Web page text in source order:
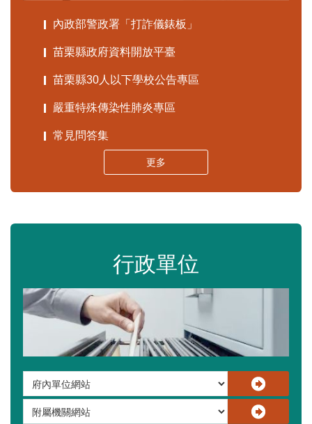
內政部警政署「打詐儀錶板」
苗栗縣政府資料開放平臺
苗栗縣30人以下學校公告專區
嚴重特殊傳染性肺炎專區
常見問答集
更多
行政單位